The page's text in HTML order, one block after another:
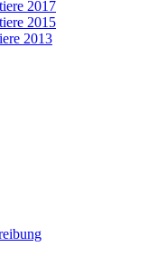
2017
2015
2013